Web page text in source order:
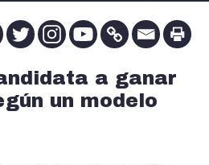
a ganar
un modelo